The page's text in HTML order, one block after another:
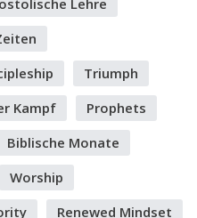
Lehre
Triumph
Kampf
Prophets
Biblische Monate
Worship
Renewed Mindset